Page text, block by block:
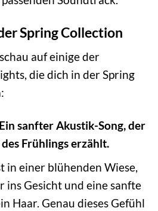
Spring Collection
auf einige der
die dich in der Spring
sanfter Akustik-Song, der
Frühlings erzählt.
in einer blühenden Wiese,
ins Gesicht und eine sanfte
Haar. Genau dieses Gefühl